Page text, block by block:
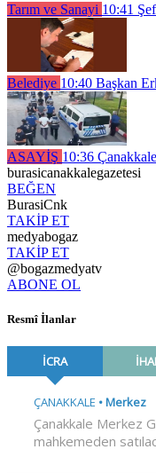
Tarım ve Sanayi 10:41
Belediye 10:40 Başkan
ASAYİŞ 10:36
burasicanakkalegazetesi
BEĞEN
BurasiCnk
TAKİP ET
medyabogaz
TAKİP ET
@bogazmedyatv
ABONE OL
Resmî İlanlar